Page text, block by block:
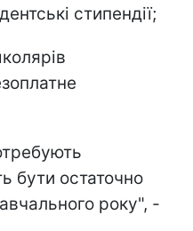
стипендії;
бути остаточно
року", -